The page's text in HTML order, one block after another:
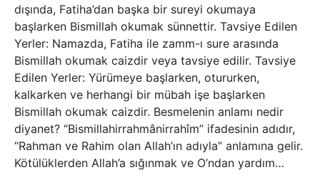
dışında, Fatiha’dan başka bir sureyi okumaya
başlarken Bismillah okumak sünnettir. Tavsiye Edilen
Yerler: Namazda, Fatiha ile zamm-ı sure arasında
Bismillah okumak caizdir veya tavsiye edilir. Tavsiye
Edilen Yerler: Yürümeye başlarken, otururken,
kalkarken ve herhangi bir mübah işe başlarken
Bismillah okumak caizdir. Besmelenin anlamı nedir
diyanet? “Bismillahirrahmânirrahîm” ifadesinin adıdır,
“Rahman ve Rahim olan Allah’ın adıyla” anlamına gelir.
Kötülüklerden Allah’a sığınmak ve O’ndan yardım…